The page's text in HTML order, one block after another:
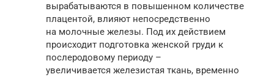
вырабатываются в повышенном количестве
плацентой, влияют непосредственно
на молочные железы. Под их действием
происходит подготовка женской груди к
послеродовому периоду –
увеличивается железистая ткань, временно